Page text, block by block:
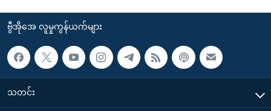
ဗွီအိုအေ လူမှုကွန်ယက်များ
သတင်း